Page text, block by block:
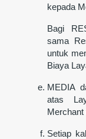
kepada
Bagi
sama
untuk
Biaya
MEDIA
atas
Merchant
Setiap